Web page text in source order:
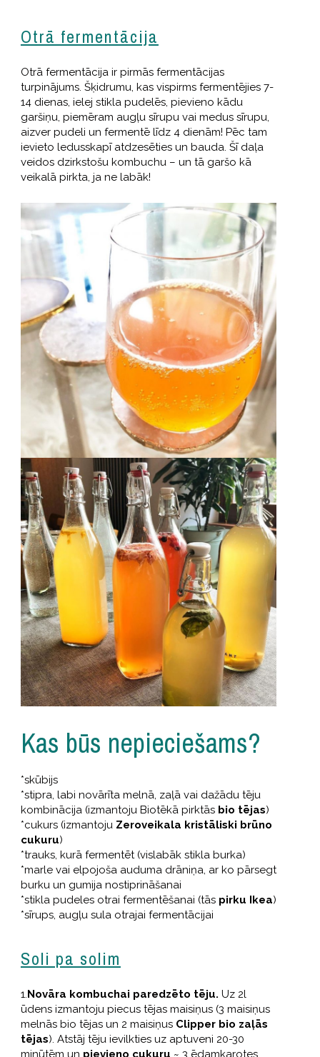
Otrā fermentācija
Otrā fermentācija ir pirmās fermentācijas
turpinājums. Šķidrumu, kas vispirms fermentējies 7-
14 dienas, ielej stikla pudelēs, pievieno kādu
garšiņu, piemēram augļu sīrupu vai medus sīrupu,
aizver pudeli un fermentē līdz 4 dienām! Pēc tam
ievieto ledusskapī atdzesēties un bauda. Šī daļa
veidos dzirkstošu kombuchu – un tā garšo kā
veikalā pirkta, ja ne labāk!
Kas būs nepieciešams?
*skūbijs
*stipra, labi novārīta melnā, zaļā vai dažādu tēju
kombinācija (izmantoju Biotēkā pirktās bio tējas)
*cukurs (izmantoju Zeroveikala kristāliski brūno
cukuru)
*trauks, kurā fermentēt (vislabāk stikla burka)
*marle vai elpojoša auduma drāniņa, ar ko pārsegt
burku un gumija nostiprināšanai
*stikla pudeles otrai fermentēšanai (tās pirku Ikea)
*sīrups, augļu sula otrajai fermentācijai
Soli pa solim
1.Novāra kombuchai paredzēto tēju. Uz 2l
ūdens izmantoju piecus tējas maisiņus (3 maisiņus
melnās bio tējas un 2 maisiņus Clipper bio zaļās
tējas). Atstāj tēju ievilkties uz aptuveni 20-30
minūtēm un pievieno cukuru ~ 3 ēdamkarotes.